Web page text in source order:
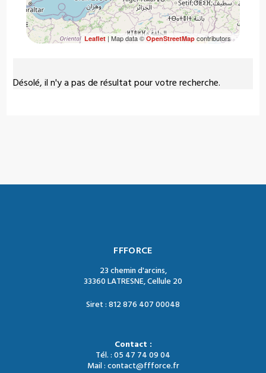
Désolé, il n'y a pas de résultat pour votre recherche.
Leaflet| Map data ©OpenStreetMapcontributors
FFFORCE
23 chemin d'arcins,
33360 LATRESNE, Cellule 20
Siret : 812 876 407 00048
Contact :
Tél. : 05 47 74 09 04
Mail : contact@ffforce.fr